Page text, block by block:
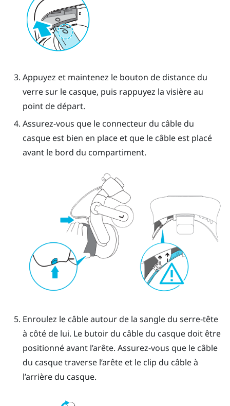
Appuyez et maintenez le bouton de distance du
verre sur le casque, puis rappuyez la visière au
point de départ.
Assurez-vous que le connecteur du câble du
casque est bien en place et que le câble est placé
avant le bord du compartiment.
Enroulez le câble autour de la sangle du serre-tête
à côté de lui. Le butoir du câble du casque doit être
positionné avant l’arête. Assurez-vous que le câble
du casque traverse l’arête et le clip du câble à
l’arrière du casque.